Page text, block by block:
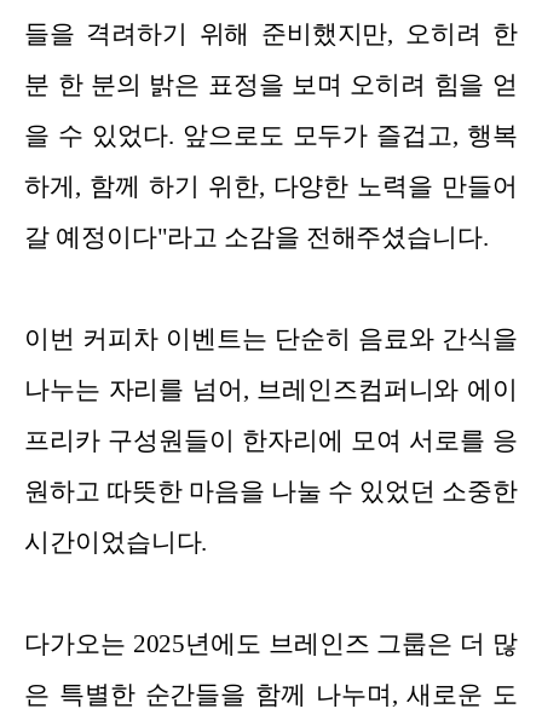
들을 격려하기 위해 준비했지만, 오히려 한
분 한 분의 밝은 표정을 보며 오히려 힘을 얻
을 수 있었다. 앞으로도 모두가 즐겁고, 행복
하게, 함께 하기 위한, 다양한 노력을 만들어
갈 예정이다"라고 소감을 전해주셨습니다.
이번 커피차 이벤트는 단순히 음료와 간식을
나누는 자리를 넘어, 브레인즈컴퍼니와 에이
프리카 구성원들이 한자리에 모여 서로를 응
원하고 따뜻한 마음을 나눌 수 있었던 소중한
시간이었습니다.
다가오는 2025년에도 브레인즈 그룹은 더 많
은 특별한 순간들을 함께 나누며, 새로운 도